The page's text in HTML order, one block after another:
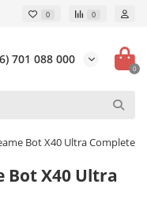
0 0
701 088 000
0
Bot X40 Ultra Complete
Bot X40 Ultra